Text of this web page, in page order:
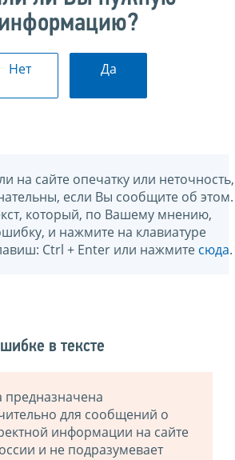
Нет Да
на сайте опечатку или неточность,
если Вы сообщите об этом.
который, по Вашему мнению,
и нажмите на клавиатуре
Ctrl + Enter или нажмите сюда.
в тексте
для сообщений о
информации на сайте
и не подразумевает